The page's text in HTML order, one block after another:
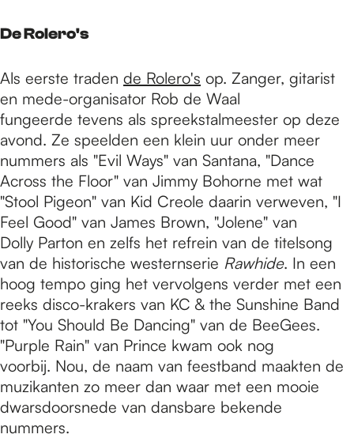
De Rolero's
Als eerste traden de Rolero's op. Zanger, gitarist
en mede-organisator Rob de Waal
fungeerde tevens als spreekstalmeester op deze
avond. Ze speelden een klein uur onder meer
nummers als "Evil Ways" van Santana, "Dance
Across the Floor" van Jimmy Bohorne met wat
"Stool Pigeon" van Kid Creole daarin verweven, "I
Feel Good" van James Brown, "Jolene" van
Dolly Parton en zelfs het refrein van de titelsong
van de historische westernserie Rawhide. In een
hoog tempo ging het vervolgens verder met een
reeks disco-krakers van KC & the Sunshine Band
tot "You Should Be Dancing" van de BeeGees.
"Purple Rain" van Prince kwam ook nog
voorbij. Nou, de naam van feestband maakten de
muzikanten zo meer dan waar met een mooie
dwarsdoorsnede van dansbare bekende
nummers.